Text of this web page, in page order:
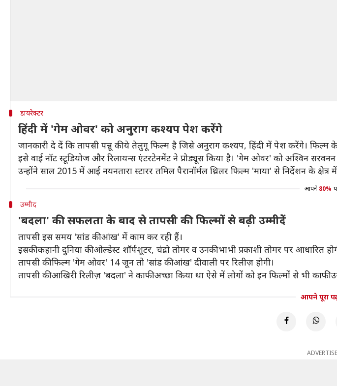
डायरेक्टर
हिंदी में 'गेम ओवर' को अनुराग कश्यप पेश करेंगे
जानकारी दे दें कि तापसी पन्नू की ये तेलुगू फिल्म है जिसे अनुराग कश्यप, हिंदी में पेश करेंगे। फिल्म के
इसे वाई नॉट स्टूडियोज और रिलायन्स एंटरटेनमेंट ने प्रोड्यूस किया है। 'गेम ओवर' को अश्विन सरवनन
उन्होंने साल 2015 में आई नयनतारा स्टारर तमिल पैरानॉर्मल थ्रिलर फिल्म 'माया' से निर्देशन के
आपने 80%
उम्मीद
'बदला' की सफलता के बाद से तापसी की फिल्मों से बढ़ी उम्मीदेें
तापसी इस समय 'सांड की आंख' में काम कर रही हैं।
इसकी कहानी दुनिया की ओल्डेस्ट शॉर्पशूटर, चंद्रो तोमर व उनकी भाभी प्रकाशी तोमर पर
तापसी की फिल्म 'गेम ओवर' 14 जून तो 'सांड की आंख' दीवाली पर रिलीज़ होगी।
तापसी की आखिरी रिलीज़ 'बदला' ने काफी अच्छा किया था ऐसे में लोगों को इन फिल्मों से भी काफी
आपने पूरा